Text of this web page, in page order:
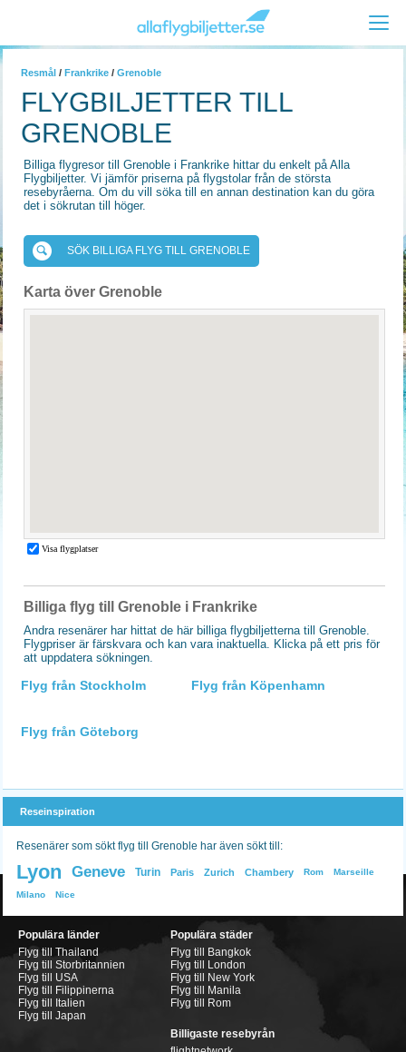
Resmål / Frankrike / Grenoble
FLYGBILJETTER TILL
GRENOBLE
Billiga flygresor till Grenoble i Frankrike hittar du enkelt på Alla
Flygbiljetter. Vi jämför priserna på flygstolar från de största
resebyråerna. Om du vill söka till en annan destination kan du göra
det i sökrutan till höger.
SÖK BILLIGA FLYG TILL GRENOBLE
Karta över Grenoble
Billiga flyg till Grenoble i Frankrike
Andra resenärer har hittat de här billiga flygbiljetterna till Grenoble.
Flygpriser är färskvara och kan vara inaktuella. Klicka på ett pris för
att uppdatera sökningen.
Flyg från Stockholm Flyg från Köpenhamn
Flyg från Göteborg
Reseinspiration
Resenärer som sökt flyg till Grenoble har även sökt till:
Lyon Geneve Turin Paris Zurich Chambery Rom Marseille
Milano Nice
Populära länder
Flyg till Thailand
Flyg till Storbritannien
Flyg till USA
Flyg till Filippinerna
Flyg till Italien
Flyg till Japan
Populära städer
Flyg till Bangkok
Flyg till London
Flyg till New York
Flyg till Manila
Flyg till Rom
Billigaste resebyrån